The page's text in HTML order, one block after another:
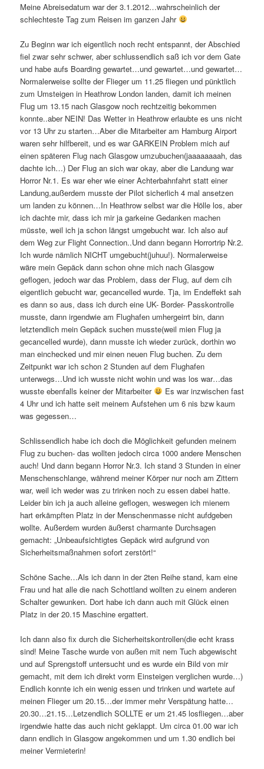
Meine Abreisedatum war der 3.1.2012…wahrscheinlich der
schlechteste Tag zum Reisen im ganzen Jahr
Zu Beginn war ich eigentlich noch recht entspannt, der Abschied
fiel zwar sehr schwer, aber schlussendlich saß ich vor dem Gate
und habe aufs Boarding gewartet…und gewartet…und gewartet…
Normalerweise sollte der Flieger um 11.25 fliegen und pünktlich
zum Umsteigen in Heathrow London landen, damit ich meinen
Flug um 13.15 nach Glasgow noch rechtzeitig bekommen
konnte..aber NEIN! Das Wetter in Heathrow erlaubte es uns nicht
vor 13 Uhr zu starten…Aber die Mitarbeiter am Hamburg Airport
waren sehr hilfbereit, und es war GARKEIN Problem mich auf
einen späteren Flug nach Glasgow umzubuchen(jaaaaaaaah, das
dachte ich…) Der Flug an sich war okay, aber die Landung war
Horror Nr.1. Es war eher wie einer Achterbahnfahrt statt einer
Landung,außerdem musste der Pilot sicherlich 4 mal ansetzen
um landen zu können…In Heathrow selbst war die Hölle los, aber
ich dachte mir, dass ich mir ja garkeine Gedanken machen
müsste, weil ich ja schon längst umgebucht war. Ich also auf
dem Weg zur Flight Connection..Und dann begann Horrortrip Nr.2.
Ich wurde nämlich NICHT umgebucht(juhuu!). Normalerweise
wäre mein Gepäck dann schon ohne mich nach Glasgow
geflogen, jedoch war das Problem, dass der Flug, auf dem cih
eigentlich gebucht war, gecancelled wurde. Tja, im Endeffekt sah
es dann so aus, dass ich durch eine UK- Border- Passkontrolle
musste, dann irgendwie am Flughafen umhergeirrt bin, dann
letztendlich mein Gepäck suchen musste(weil mien Flug ja
gecancelled wurde), dann musste ich wieder zurück, dorthin wo
man einchecked und mir einen neuen Flug buchen. Zu dem
Zeitpunkt war ich schon 2 Stunden auf dem Flughafen
unterwegs…Und ich wusste nicht wohin und was los war…das
wusste ebenfalls keiner der Mitarbeiter
Es war inzwischen fast
4 Uhr und ich hatte seit meinem Aufstehen um 6 nis bzw kaum
was gegessen…
Schlissendlich habe ich doch die Möglichkeit gefunden meinem
Flug zu buchen- das wollten jedoch circa 1000 andere Menschen
auch! Und dann begann Horror Nr.3. Ich stand 3 Stunden in einer
Menschenschlange, während meiner Körper nur noch am Zittern
war, weil ich weder was zu trinken noch zu essen dabei hatte.
Leider bin ich ja auch alleine geflogen, weswegen ich mienem
hart erkämpften Platz in der Menschenmasse nicht aufdgeben
wollte. Außerdem wurden äußerst charmante Durchsagen
gemacht: „Unbeaufsichtigtes Gepäck wird aufgrund von
Sicherheitsmaßnahmen sofort zerstört!“
Schöne Sache…Als ich dann in der 2ten Reihe stand, kam eine
Frau und hat alle die nach Schottland wollten zu einem anderen
Schalter gewunken. Dort habe ich dann auch mit Glück einen
Platz in der 20.15 Maschine ergattert.
Ich dann also fix durch die Sicherheitskontrollen(die echt krass
sind! Meine Tasche wurde von außen mit nem Tuch abgewischt
und auf Sprengstoff untersucht und es wurde ein Bild von mir
gemacht, mit dem ich direkt vorm Einsteigen verglichen wurde…)
Endlich konnte ich ein wenig essen und trinken und wartete auf
meinen Flieger um 20.15…der immer mehr Verspätung hatte…
20.30…21.15…Letzendlich SOLLTE er um 21.45 losfliegen…aber
irgendwie hatte das auch nicht geklappt. Um circa 01.00 war ich
dann endlich in Glasgow angekommen und um 1.30 endlich bei
meiner Vermieterin!